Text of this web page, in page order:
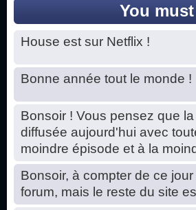
You
House est sur Netflix !
Bonne année tout le monde !
Bonsoir ! Vous pensez que
diffusée aujourd'hui avec
moindre épisode et à la
Bonsoir, à compter de ce
forum, mais le reste du site